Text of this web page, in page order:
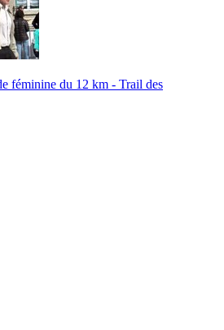
féminine du 12 km - Trail des